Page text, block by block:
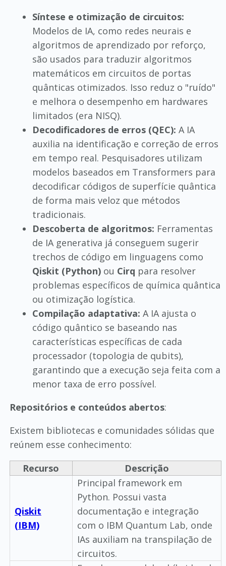
Síntese e otimização de circuitos:
Modelos de IA, como redes neurais e
algoritmos de aprendizado por reforço,
são usados para traduzir algoritmos
matemáticos em circuitos de portas
quânticas otimizados. Isso reduz o "ruído"
e melhora o desempenho em hardwares
limitados (era NISQ).
Decodificadores de erros (QEC): A IA
auxilia na identificação e correção de erros
em tempo real. Pesquisadores utilizam
modelos baseados em Transformers para
decodificar códigos de superfície quântica
de forma mais veloz que métodos
tradicionais.
Descoberta de algoritmos: Ferramentas
de IA generativa já conseguem sugerir
trechos de código em linguagens como
Qiskit (Python)ou Cirq para resolver
problemas específicos de química quântica
ou otimização logística.
Compilação adaptativa: A IA ajusta o
código quântico se baseando nas
características específicas de cada
processador (topologia de qubits),
garantindo que a execução seja feita com a
menor taxa de erro possível.
Repositórios e conteúdos abertos:
Existem bibliotecas e comunidades sólidas que
reúnem esse conhecimento:
Recurso
Descrição
Qiskit
(IBM)
Principal framework em
Python. Possui vasta
documentação e integração
com o IBM Quantum Lab, onde
IAs auxiliam na transpilação de
circuitos.